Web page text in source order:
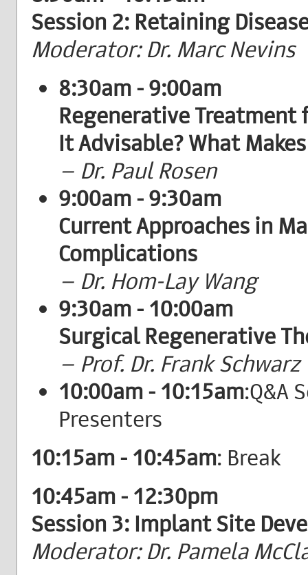
Session 2: Retaining
Moderator: Dr. Marc Nevins
8:30am - 9:00am
Regenerative
It Advisable? What
– Dr. Paul Rosen
9:00am - 9:30am
Current Approaches in
Complications
– Dr. Hom-Lay Wang
9:30am - 10:00am
Surgical Regenerative
– Prof. Dr. Frank Schwarz
10:00am - 10:15am:Q&A
Presenters
10:15am - 10:45am: Break
10:45am - 12:30pm
Session 3: Implant Site
Moderator: Dr. Pamela